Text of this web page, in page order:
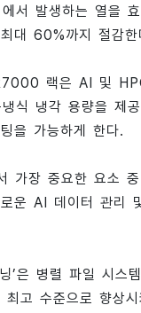
서 발생하는 열을 효
대 60%까지 절감한
랙은 AI 및
식 냉각 용량을 제
을 가능하게 한다.
가장 중요한 요소
운 AI 데이터 관리
’은 병렬 파일 시스
고 수준으로 향상